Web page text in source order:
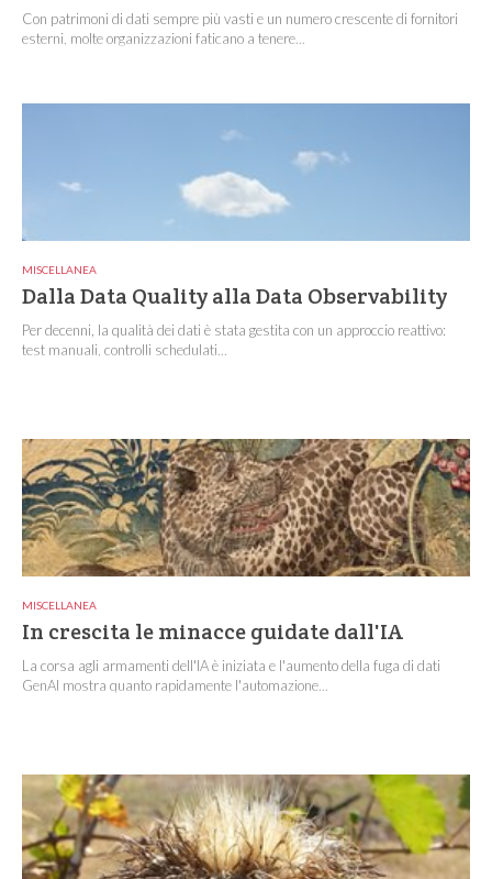
Con patrimoni di dati sempre più vasti e un numero crescente di fornitori
esterni, molte organizzazioni faticano a tenere...
MISCELLANEA
Dalla Data Quality alla Data Observability
Per decenni, la qualità dei dati è stata gestita con un approccio reattivo:
test manuali, controlli schedulati...
MISCELLANEA
In crescita le minacce guidate dall'IA
La corsa agli armamenti dell'IA è iniziata e l'aumento della fuga di dati
GenAI mostra quanto rapidamente l'automazione...